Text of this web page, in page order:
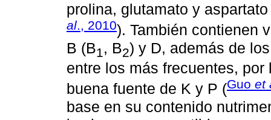
prolina, glutamato y aspartato
al., 2010). También contienen
B (B1 , B2) y D, además de
entre los más frecuentes,
buena fuente de K y P (Guo et
base en su contenido